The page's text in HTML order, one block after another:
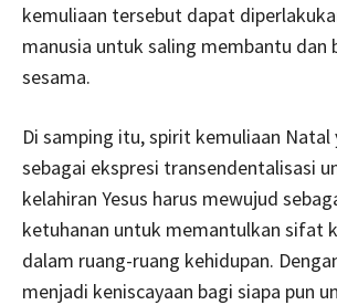
kemuliaan tersebut dapat
manusia untuk saling membantu dan
sesama.
Di samping itu, spirit kemuliaan Natal
sebagai ekspresi transendentalisasi
kelahiran Yesus harus mewujud
ketuhanan untuk memantulkan sifat
dalam ruang-ruang kehidupan.
menjadi keniscayaan bagi siapa pun